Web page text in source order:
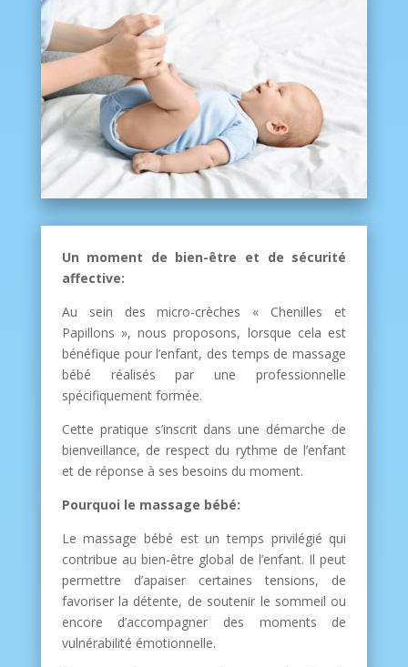
Un moment de bien-être et de sécurité
affective:
Au sein des micro-crèches « Chenilles et
Papillons », nous proposons, lorsque cela est
bénéfique pour l’enfant, des temps de massage
bébé réalisés par une professionnelle
spécifiquement formée.
Cette pratique s’inscrit dans une démarche de
bienveillance, de respect du rythme de l’enfant
et de réponse à ses besoins du moment.
Pourquoi le massage bébé:
Le massage bébé est un temps privilégié qui
contribue au bien-être global de l’enfant. Il peut
permettre d’apaiser certaines tensions, de
favoriser la détente, de soutenir le sommeil ou
encore d’accompagner des moments de
vulnérabilité émotionnelle.